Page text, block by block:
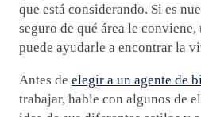
que está considerando. Si es
seguro de qué área le
puede ayudarle a encontrar la
Antes de elegir a un agente de
trabajar, hable con algunos de